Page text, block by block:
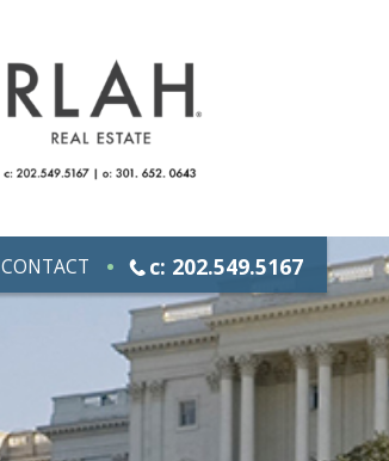
CONTACT c: 202.549.5167